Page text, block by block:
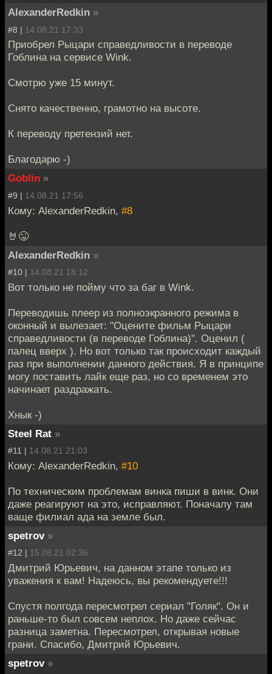
AlexanderRedkin »
#8 | 14.08.21 17:33
Приобрел Рыцари справедливости в переводе
Гоблина на сервисе Wink.
Смотрю уже 15 минут.
Снято качественно, грамотно на высоте.
К переводу претензий нет.
Благодарю -)
Goblin »
#9 | 14.08.21 17:56
Кому: AlexanderRedkin, #8
🤘😜
AlexanderRedkin »
#10 | 14.08.21 18:12
Вот только не пойму что за баг в Wink.
Переводишь плеер из полноэкранного режима в
оконный и вылезает: "Оцените фильм Рыцари
справедливости (в переводе Гоблина)". Оценил (
палец вверх ). Но вот только так происходит каждый
раз при выполнении данного действия. Я в принципе
могу поставить лайк еще раз, но со временем это
начинает раздражать.
Хнык -)
Steel Rat »
#11 | 14.08.21 21:03
Кому: AlexanderRedkin, #10
По техническим проблемам винка пиши в винк. Они
даже реагируют на это, исправляют. Поначалу там
ваще филиал ада на земле был.
spetrov »
#12 | 15.08.21 02:36
Дмитрий Юрьевич, на данном этапе только из
уважения к вам! Надеюсь, вы рекомендуете!!!
Спустя полгода пересмотрел сериал "Голяк". Он и
раньше-то был совсем неплох. Но даже сейчас
разница заметна. Пересмотрел, открывая новые
грани. Спасибо, Дмитрий Юрьевич.
spetrov »